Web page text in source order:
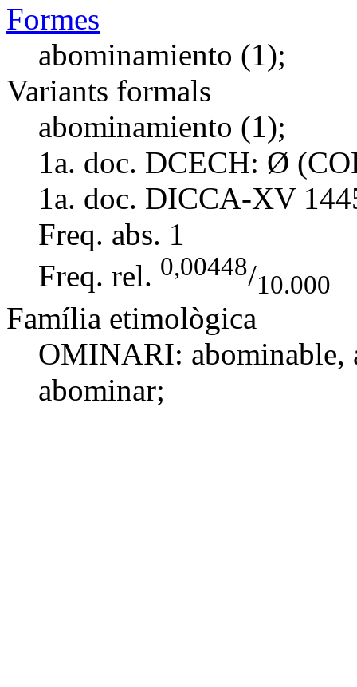
Formes
abominamiento (1);
Variants formals
abominamiento (1);
1a. doc. DCECH: Ø
1a. doc. DICCA-XV
Freq. abs. 1
Freq. rel. 0,00448/10.000
Família etimològica
OMINARI: abominable,
abominar;